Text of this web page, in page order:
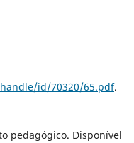
id/70320/65.pdf.
pedagógico. Disponível